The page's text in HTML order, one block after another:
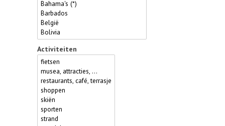
Activiteiten